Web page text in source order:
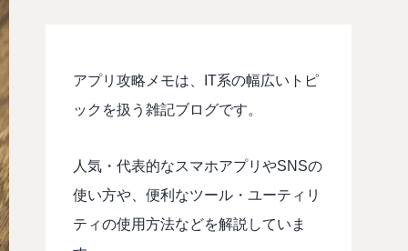
アプリ攻略メモは、IT系の幅広いトピ
ックを扱う雑記ブログです。
人気・代表的なスマホアプリやSNSの
使い方や、便利なツール・ユーティリ
ティの使用方法などを解説していま